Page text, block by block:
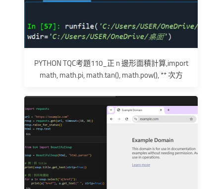
PYTHON TQC考題110_正 n 邊形面積計算,import
math, math.pi, math.tan(), math.pow(), ** 次方